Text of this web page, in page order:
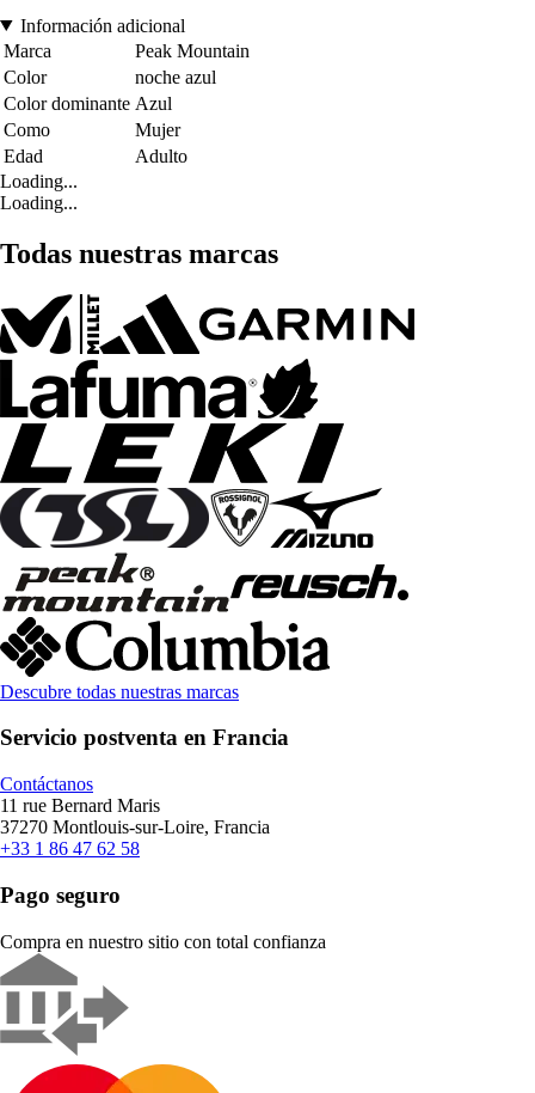
Información adicional
Marca
Peak Mountain
Color
noche azul
Color dominante Azul
Como
Mujer
Edad
Adulto
Loading...
Loading...
Todas nuestras marcas
Descubre todas nuestras marcas
Servicio postventa en Francia
Contáctanos
11 rue Bernard Maris
37270 Montlouis-sur-Loire, Francia
+33 1 86 47 62 58
Pago seguro
Compra en nuestro sitio con total confianza